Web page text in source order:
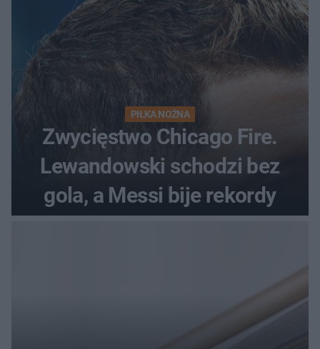
PIŁKA NOŻNA
Zwycięstwo Chicago Fire.
Lewandowski schodzi bez
gola, a Messi bije rekordy